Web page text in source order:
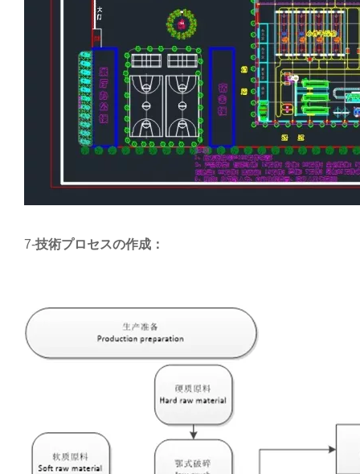
7-技術プロセスの作成：